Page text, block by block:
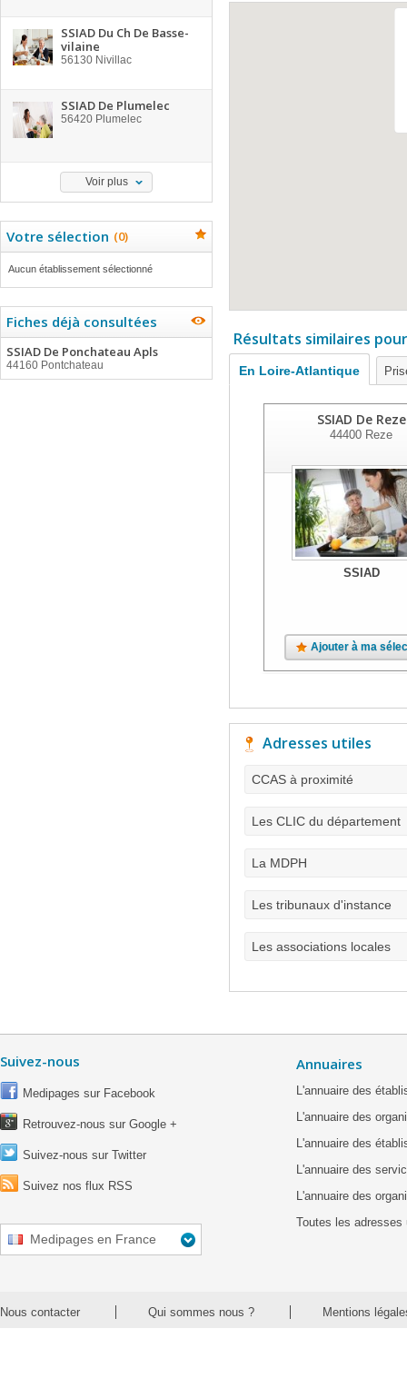
SSIAD Du Ch De Basse-
vilaine
56130 Nivillac
SSIAD De Plumelec
56420 Plumelec
Voir plus
Votre sélection (0)
Aucun établissement sélectionné
Fiches déjà consultées
SSIAD De Ponchateau Apls
44160 Pontchateau
Résultats similaires
En Loire-Atlantique
SSIAD De Reze
44400 Reze
SSIAD
Ajouter à ma
Adresses utiles
CCAS à proximité
Les CLIC du département
La MDPH
Les tribunaux d'instance
Les associations locales
Suivez-nous
Medipages sur Facebook
Retrouvez-nous sur Google +
Suivez-nous sur Twitter
Suivez nos flux RSS
Medipages en France
Annuaires
L'annuaire des
L'annuaire des
L'annuaire des
L'annuaire des
L'annuaire des
Toutes les adresses
Nous contacter Qui sommes nous ? Mentions